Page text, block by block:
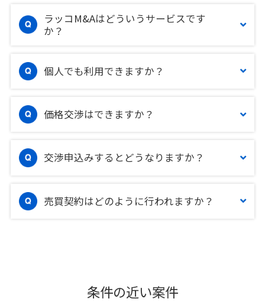
ラッコM&Aはどういうサービスです
か？
個人でも利用できますか？
価格交渉はできますか？
交渉申込みするとどうなりますか？
売買契約はどのように行われますか？
条件の近い案件